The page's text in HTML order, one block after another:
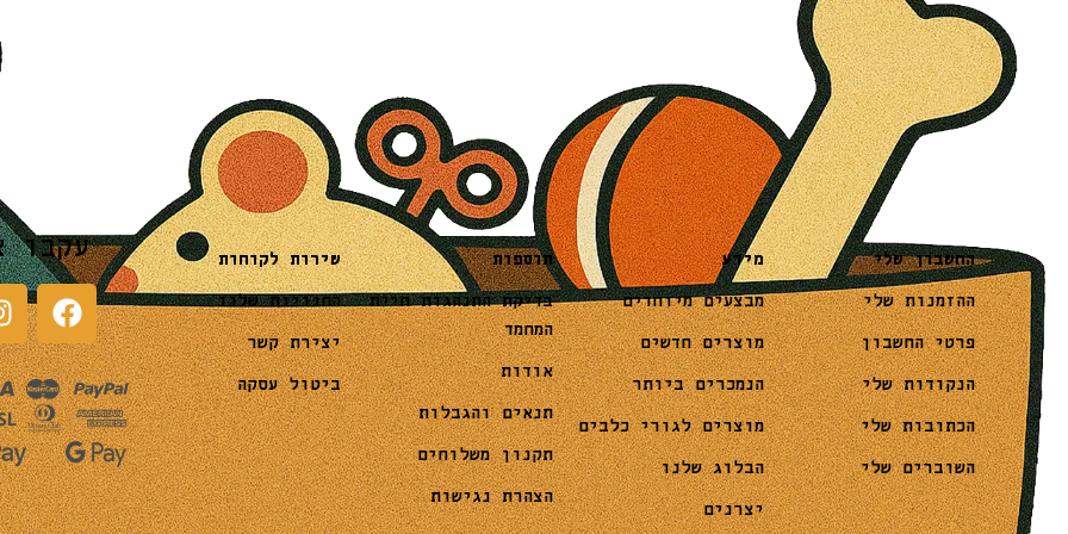
החשבון שלי
ההזמנות שלי
פרטי החשבון
הנקודות שלי
הכתובות שלי
השוברים שלי
מידע
מבצעים מיוחדים
מוצרים חדשים
הנמכרים ביותר
מוצרים לגורי כלבים
הבלוג שלנו
יצרנים
תוספות
בדיקת התנהגות חיית
המחמד
אודות
תנאים והגבלות
תקנון משלוחים
הצהרת נגישות
שירות לקוחות
החנויות שלנו
יצירת קשר
ביטול עסקה
עקבו